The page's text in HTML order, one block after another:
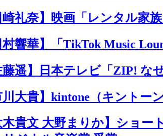
崎礼奈】映画「レンタル家族
村響華】「TikTok Music
藤遥】日本テレビ「ZIP! な
川大貴】kintone（キントー
木貴文 大野まりか】ショ